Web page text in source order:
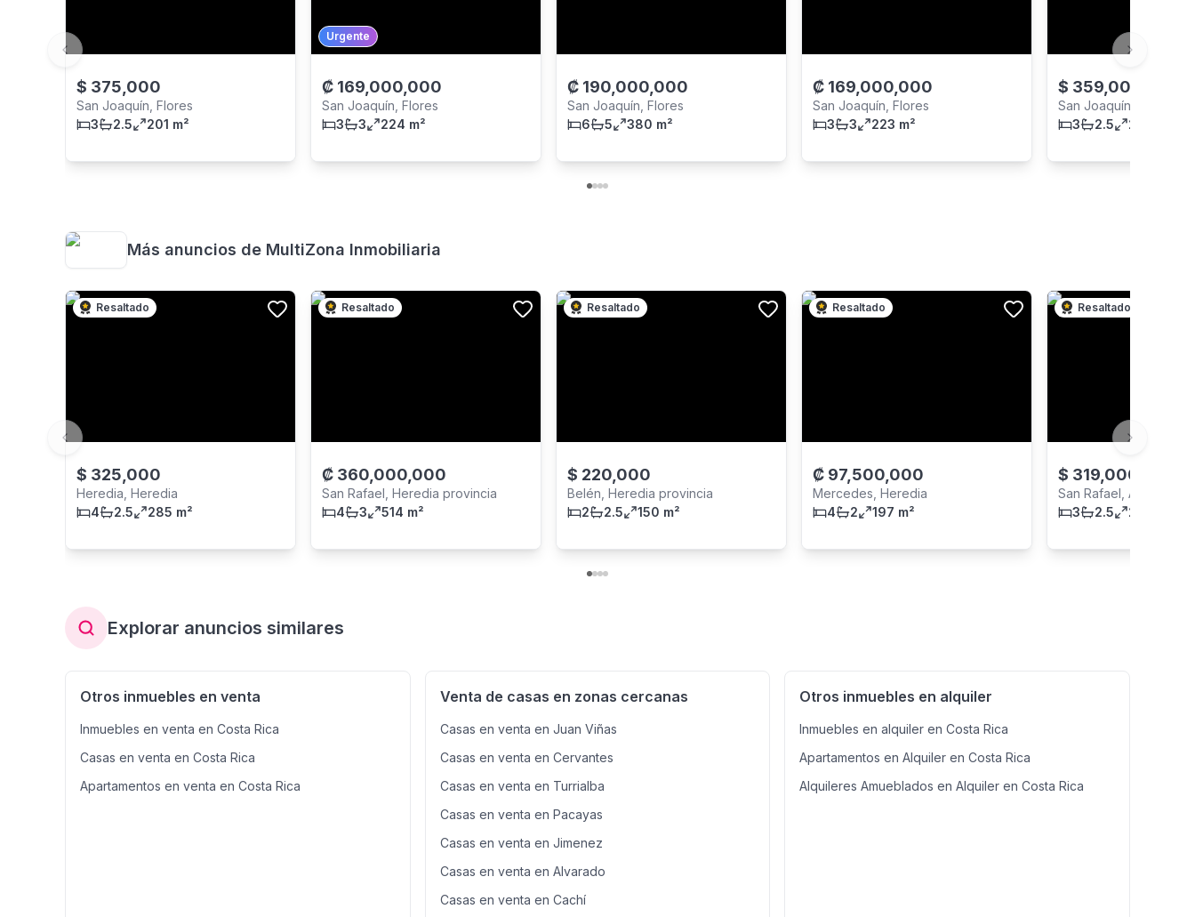
$ 375,000
San Joaquín, Flores
3
2.5 201 m²
Urgente
₡ 169,000,000
San Joaquín, Flores
3
3 224 m²
₡ 190,000,000
San Joaquín, Flores
6
5 380 m²
₡ 169,000,000
San Joaquín, Flores
3
3 223 m²
$ 359,000
San Joaquín, Flores
3
2.5 240 m²
Previous slide Next slide
Más anuncios de MultiZona Inmobiliaria
Resaltado
$ 325,000
Heredia, Heredia
4
2.5 285 m²
Resaltado
₡ 360,000,000
San Rafael, Heredia provincia
4
3 514 m²
Resaltado
$ 220,000
Belén, Heredia provincia
2
2.5 150 m²
Resaltado
₡ 97,500,000
Mercedes, Heredia
4
2 197 m²
Resaltado
$ 319,000
San Rafael, Alajuela
3
2.5 242 m²
Previous slide Next slide
Explorar anuncios similares
Otros inmuebles en venta
Inmuebles en venta en Costa Rica
Casas en venta en Costa Rica
Apartamentos en venta en Costa Rica
Venta de casas en zonas cercanas
Casas en venta en Juan Viñas
Casas en venta en Cervantes
Casas en venta en Turrialba
Casas en venta en Pacayas
Casas en venta en Jimenez
Casas en venta en Alvarado
Casas en venta en Cachí
Otros inmuebles en alquiler
Inmuebles en alquiler en Costa Rica
Apartamentos en Alquiler en Costa Rica
Alquileres Amueblados en Alquiler en Costa Rica